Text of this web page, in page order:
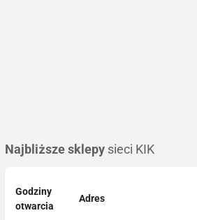
Najbliższe sklepy sieci KIK
Godziny
otwarcia
Adres